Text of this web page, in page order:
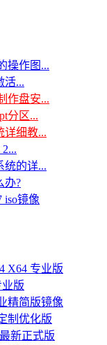
操作图...
活...
作盘安...
分区...
详细教...
统的详...
办?
iso镜像
X64 专业版
业版
精简版镜像
制优化版
新正式版